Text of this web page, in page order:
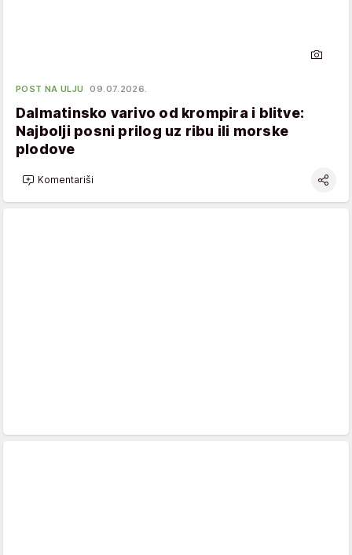
POST NA ULJU 09.07.2026.
Dalmatinsko varivo od krompira i blitve:
Najbolji posni prilog uz ribu ili morske
plodove
Komentariši